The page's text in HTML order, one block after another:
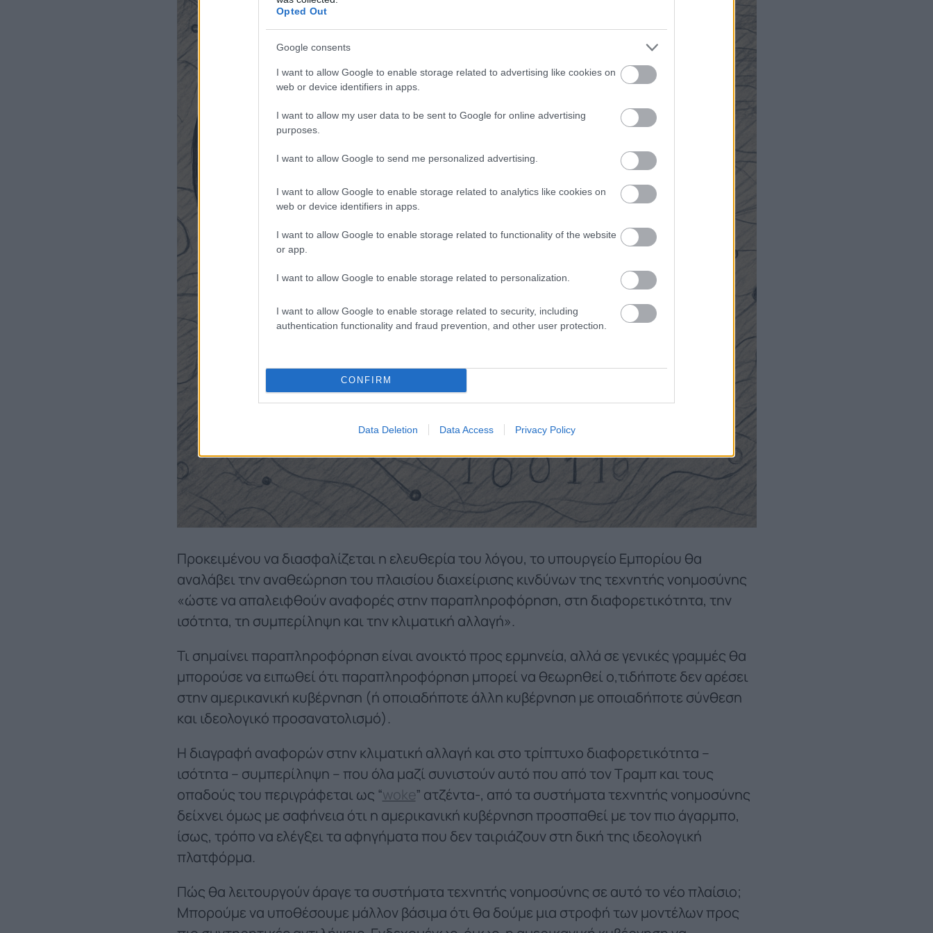
Opted Out
Google consents
I want to allow Google to enable storage related to advertising like cookies on
web or device identifiers in apps.
I want to allow my user data to be sent to Google for online advertising
purposes.
I want to allow Google to send me personalized advertising.
I want to allow Google to enable storage related to analytics like cookies on
web or device identifiers in apps.
I want to allow Google to enable storage related to functionality of the website
or app.
I want to allow Google to enable storage related to personalization.
I want to allow Google to enable storage related to security, including
authentication functionality and fraud prevention, and other user protection.
CONFIRM
Data Deletion Data Access Privacy Policy
Προκειμένου να διασφαλίζεται η ελευθερία του λόγου, το υπουργείο Εμπορίου θα
αναλάβει την αναθεώρηση του πλαισίου διαχείρισης κινδύνων της τεχνητής νοημοσύνης
«ώστε να απαλειφθούν αναφορές στην παραπληροφόρηση, στη διαφορετικότητα, την
ισότητα, τη συμπερίληψη και την κλιματική αλλαγή».
Τι σημαίνει παραπληροφόρηση είναι ανοικτό προς ερμηνεία, αλλά σε γενικές γραμμές θα
μπορούσε να ειπωθεί ότι παραπληροφόρηση μπορεί να θεωρηθεί ο,τιδήποτε δεν αρέσει
στην αμερικανική κυβέρνηση (ή οποιαδήποτε άλλη κυβέρνηση με οποιαδήποτε σύνθεση
και ιδεολογικό προσανατολισμό).
Η διαγραφή αναφορών στην κλιματική αλλαγή και στο τρίπτυχο διαφορετικότητα –
ισότητα – συμπερίληψη – που όλα μαζί συνιστούν αυτό που από τον Τραμπ και τους
οπαδούς του περιγράφεται ως “woke” ατζέντα-, από τα συστήματα τεχνητής νοημοσύνης
δείχνει όμως με σαφήνεια ότι η αμερικανική κυβέρνηση προσπαθεί με τον πιο άγαρμπο,
ίσως, τρόπο να ελέγξει τα αφηγήματα που δεν ταιριάζουν στη δική της ιδεολογική
πλατφόρμα.
Πώς θα λειτουργούν άραγε τα συστήματα τεχνητής νοημοσύνης σε αυτό το νέο πλαίσιο;
Μπορούμε να υποθέσουμε μάλλον βάσιμα ότι θα δούμε μια στροφή των μοντέλων προς